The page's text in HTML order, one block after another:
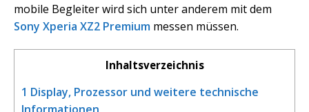
mobile Begleiter wird sich unter anderem mit dem
Sony Xperia XZ2 Premium messen müssen.
Inhaltsverzeichnis
1 Display, Prozessor und weitere technische